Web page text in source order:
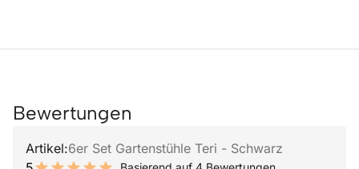
Bewertungen
Artikel:6er Set Gartenstühle Teri - Schwarz